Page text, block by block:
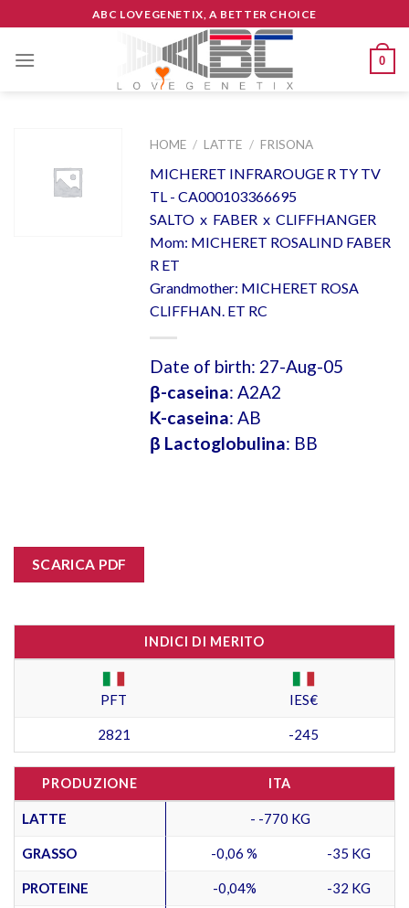
to
content
ABC LOVEGENETIX, A BETTER CHOICE
0
HOME / LATTE / FRISONA
MICHERET INFRAROUGE R TY TV
TL - CA000103366695
SALTO x FABER x CLIFFHANGER
Mom: MICHERET ROSALIND FABER
R ET
Grandmother: MICHERET ROSA
CLIFFHAN. ET RC
Date of birth: 27-Aug-05
β-caseina: A2A2
K-caseina: AB
β Lactoglobulina: BB
SCARICA PDF
INDICI DI MERITO
PFT IES€
2821 -245
PRODUZIONE ITA
LATTE - -770 KG
GRASSO -0,06 % -35 KG
PROTEINE -0,04% -32 KG